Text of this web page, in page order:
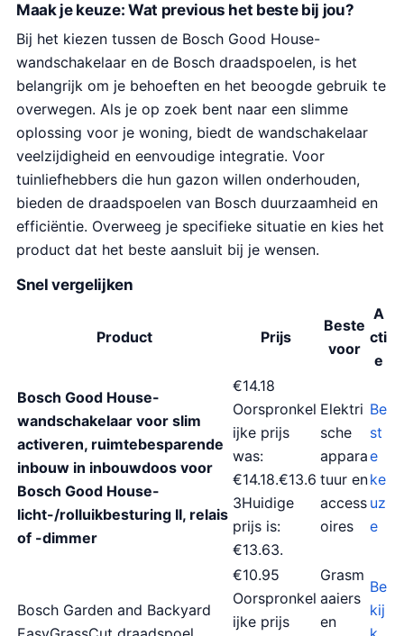
Maak je keuze: Wat previous het beste bij jou?
Bij het kiezen tussen de Bosch Good House-
wandschakelaar en de Bosch draadspoelen, is het
belangrijk om je behoeften en het beoogde gebruik te
overwegen. Als je op zoek bent naar een slimme
oplossing voor je woning, biedt de wandschakelaar
veelzijdigheid en eenvoudige integratie. Voor
tuinliefhebbers die hun gazon willen onderhouden,
bieden de draadspoelen van Bosch duurzaamheid en
efficiëntie. Overweeg je specifieke situatie en kies het
product dat het beste aansluit bij je wensen.
Snel vergelijken
Product Prijs
Beste
voor
A
cti
e
Bosch Good House-
wandschakelaar voor slim
activeren, ruimtebesparende
inbouw in inbouwdoos voor
Bosch Good House-
licht-/rolluikbesturing II, relais
of -dimmer
€14.18
Oorspronkel
ijke prijs
was:
€14.18.€13.6
3Huidige
prijs is:
€13.63.
Elektri
sche
appara
tuur en
access
oires
Be
st
e
ke
uz
e
Bosch Garden and Backyard
€10.95
Oorspronkel
ijke prijs
Grasm
aaiers
en
Be
kij